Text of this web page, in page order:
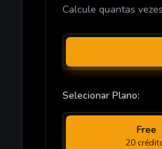
Calcule quantas
Selecionar Plano:
Free
20